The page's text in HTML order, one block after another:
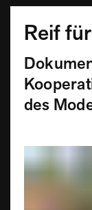
Kontakt
Reif
des